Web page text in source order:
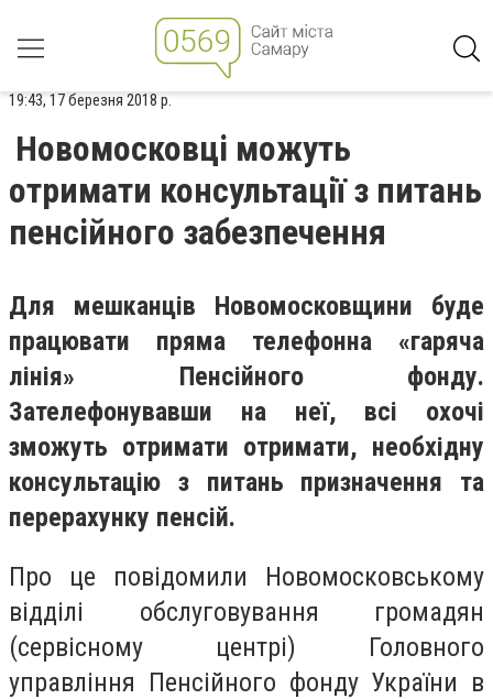
19:43, 17 березня 2018 р.
Новомосковці можуть
отримати консультації з питань
пенсійного забезпечення
Для мешканців Новомосковщини буде
працювати пряма телефонна «гаряча
лінія» Пенсійного фонду.
Зателефонувавши на неї, всі охочі
зможуть отримати отримати, необхідну
консультацію з питань призначення та
перерахунку пенсій.
Про це повідомили Новомосковському
відділі обслуговування громадян
(сервісному центрі) Головного
управління Пенсійного фонду України в